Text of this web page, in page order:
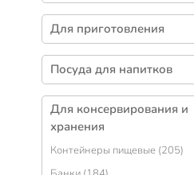
Тарелки (387)
Салатники (311)
Столовые приборы (256)
Блюда (87)
Сервизы столовые (62)
Подносы (57)
Солонки, перечницы и
(53)
Для приготовления
Кастрюли (435)
Сковороды (310)
Формы для выпечки (239)
Наборы посуды (115)
Ковшики (56)
Крышки для посуды (51)
Посуда для напитков
Кружки (409)
Чайники (142)
Для консервирования и
хранения
Контейнеры пищевые (205)